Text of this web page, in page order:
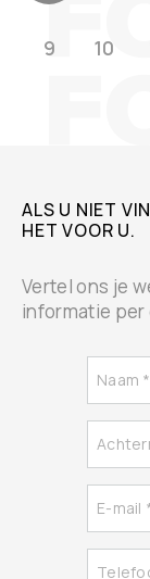
9 10
ALS U NIET
HET VOOR U.
Vertel ons je
informatie per